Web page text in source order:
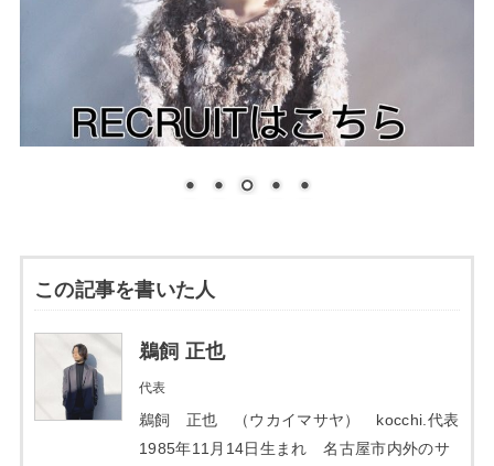
この記事を書いた人
鵜飼 正也
代表
鵜飼 正也 （ウカイマサヤ） kocchi.代表
1985年11月14日生まれ 名古屋市内外のサ